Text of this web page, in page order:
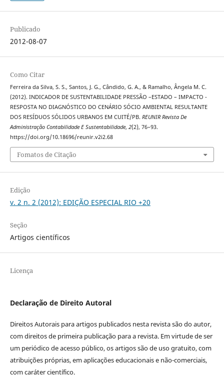
Publicado
2012-08-07
Como Citar
Ferreira da Silva, S. S., Santos, J. G., Cândido, G. A., & Ramalho, Ângela M. C.
(2012). INDICADOR DE SUSTENTABILIDADE PRESSÃO –ESTADO – IMPACTO -
RESPOSTA NO DIAGNÓSTICO DO CENÁRIO SÓCIO AMBIENTAL RESULTANTE
DOS RESÍDUOS SÓLIDOS URBANOS EM CUITÉ/PB. REUNIR Revista De
Administração Contabilidade E Sustentabilidade, 2(2), 76–93.
https://doi.org/10.18696/reunir.v2i2.68
Fomatos de Citação
Edição
v. 2 n. 2 (2012): EDIÇÃO ESPECIAL RIO +20
Seção
Artigos científicos
Licença
Declaração de Direito Autoral
Direitos Autorais para artigos publicados nesta revista são do autor,
com direitos de primeira publicação para a revista. Em virtude de ser
um periódico de acesso público, os artigos são de uso gratuito, com
atribuições próprias, em aplicações educacionais e não-comerciais,
com caráter científico.